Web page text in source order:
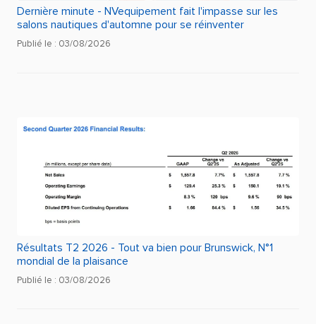
Dernière minute - NVequipement fait l'impasse sur les
salons nautiques d'automne pour se réinventer
Publié le : 03/08/2026
Résultats T2 2026 - Tout va bien pour Brunswick, N°1
mondial de la plaisance
Publié le : 03/08/2026